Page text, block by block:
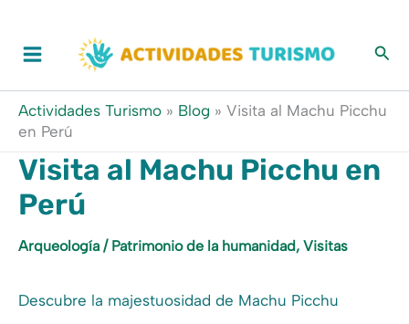
contenido
Actividades Turismo » Blog » Visita al Machu Picchu
en Perú
Visita al Machu Picchu en
Perú
Arqueología / Patrimonio de la humanidad, Visitas
Descubre la majestuosidad de Machu Picchu